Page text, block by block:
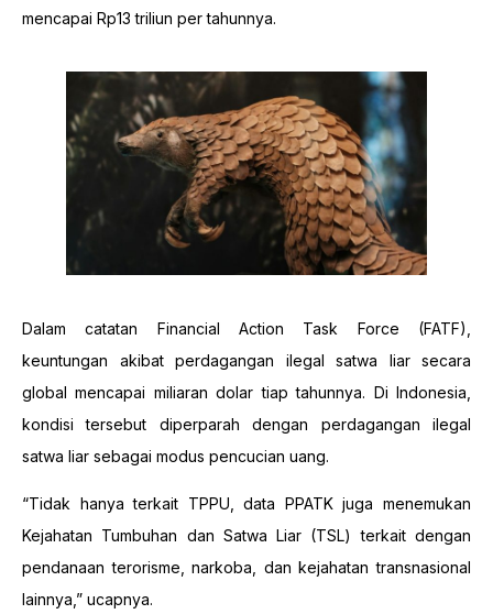
mencapai Rp13 triliun per tahunnya.
Dalam catatan Financial Action Task Force (FATF),
keuntungan akibat perdagangan ilegal satwa liar secara
global mencapai miliaran dolar tiap tahunnya. Di Indonesia,
kondisi tersebut diperparah dengan perdagangan ilegal
satwa liar sebagai modus pencucian uang.
“Tidak hanya terkait TPPU, data PPATK juga menemukan
Kejahatan Tumbuhan dan Satwa Liar (TSL) terkait dengan
pendanaan terorisme, narkoba, dan kejahatan transnasional
lainnya,” ucapnya.